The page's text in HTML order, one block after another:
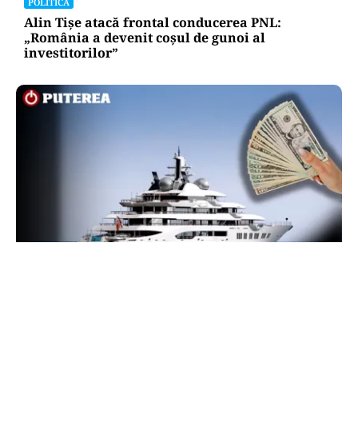
Alin Tișe atacă frontal conducerea PNL:
„România a devenit coșul de gunoi al
investitorilor”